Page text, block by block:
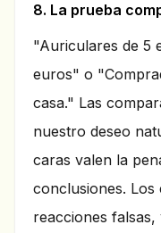
8. La prueba
"Auriculares de 5
euros" o
casa." Las
nuestro deseo
caras valen la
conclusiones. Los
reacciones